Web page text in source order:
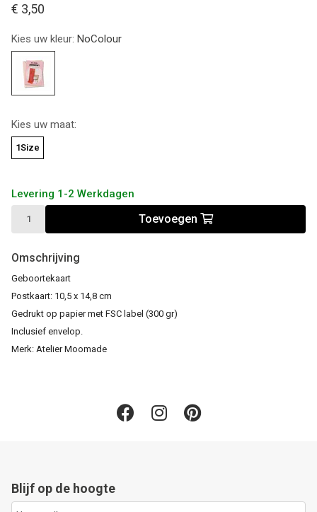
€ 3,50
Kies uw kleur: NoColour
Kies uw maat:
1Size
Levering 1-2 Werkdagen
Toevoegen
Omschrijving
Geboortekaart
Postkaart: 10,5 x 14,8 cm
Gedrukt op papier met FSC label (300 gr)
Inclusief envelop.
Merk: Atelier Moomade
Blijf op de hoogte